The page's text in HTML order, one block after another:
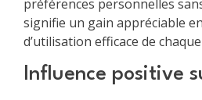
préférences personnelles
signifie un gain appréciable
d’utilisation efficace de
Influence positive